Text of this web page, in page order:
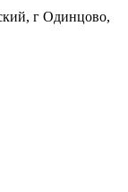
г Одинцово,